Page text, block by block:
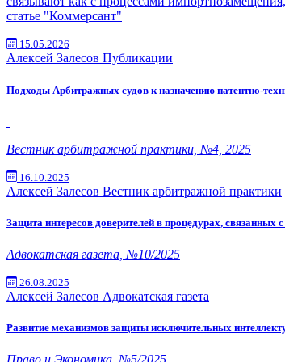
статье "Коммерсант"
15.05.2026
Алексей Залесов Публикации
Подходы Арбитражных судов к назначению патентно-
Вестник арбитражной практики, №4, 2025
16.10.2025
Алексей Залесов Вестник арбитражной практики
Защита интересов доверителей в процедурах, связанных
Адвокатская газета, №10/2025
26.08.2025
Алексей Залесов Адвокатская газета
Развитие механизмов защиты исключительных